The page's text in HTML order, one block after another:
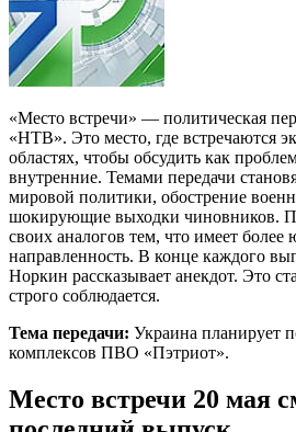
«Место встречи» — политическая
«НТВ». Это место, где встречаются
областях, чтобы обсудить как
внутренние. Темами передачи
мировой политики, обострение
шокирующие выходки чиновников.
своих аналогов тем, что имеет
направленность. В конце каждого
Норкин рассказывает анекдот. Это
строго соблюдается.
Тема передачи: Украина планирует
комплексов ПВО «Пэтриот».
Место встречи 20 мая